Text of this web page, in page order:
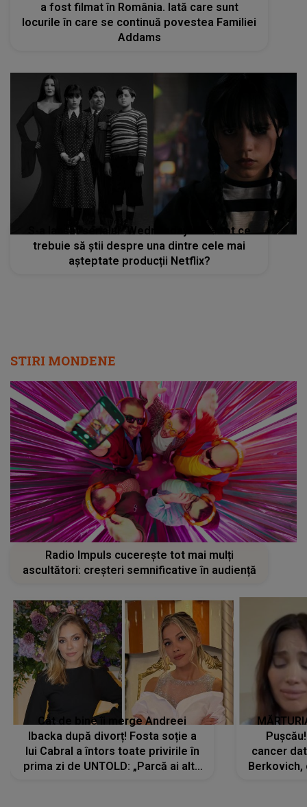
a fost filmat în România. Iată care sunt
locurile în care se continuă povestea Familiei
Addams
S-a lansat serialul ”Wednesday”! Iată tot ce
trebuie să știi despre una dintre cele mai
așteptate producții Netflix?
STIRI MONDENE
Radio Impuls cucerește tot mai mulți
ascultători: creșteri semnificative în audiență
Cât de bine îi merge Andreei
Ibacka după divorț! Fosta soție a
lui Cabral a întors toate privirile în
prima zi de UNTOLD: „Parcă ai altă
cancer
Berkovich,